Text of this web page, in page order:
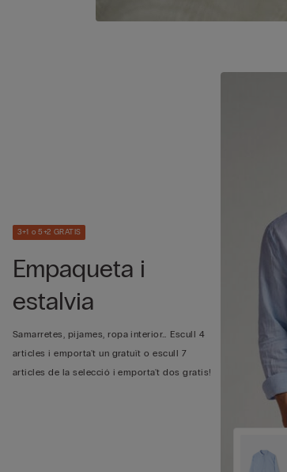
3+1 o 5+2 GRATIS
Empaqueta i
estalvia
Samarretes, pijames, ropa interior… Escull 4
articles i emporta't un gratuït o escull 7
articles de la selecció i emporta't dos gratis!